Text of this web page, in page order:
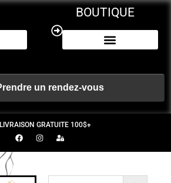
BOUTIQUE
LIVRAISON GRATUITE 100$+